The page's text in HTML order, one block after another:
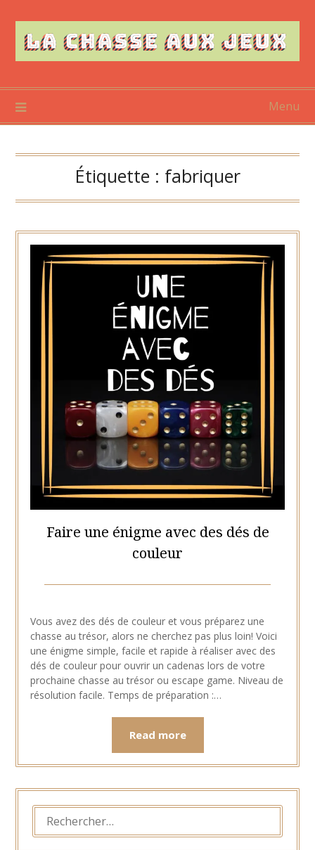
content
Menu
Étiquette : fabriquer
Faire une énigme avec des dés de
couleur
10
janvier
2023
Vous avez des dés de couleur et vous préparez une
chasse au trésor, alors ne cherchez pas plus loin! Voici
une énigme simple, facile et rapide à réaliser avec des
dés de couleur pour ouvrir un cadenas lors de votre
prochaine chasse au trésor ou escape game. Niveau de
résolution facile. Temps de préparation :…
Read more